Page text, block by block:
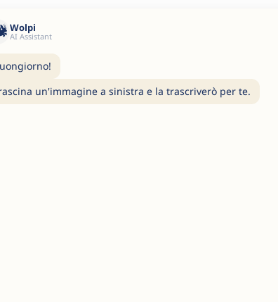
Wolpi
AI Assistant
un'immagine a sinistra e la trascriverò per te.